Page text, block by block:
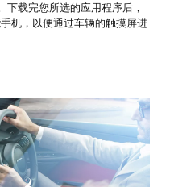
下载完您所选的应用程序后，
机，以便通过车辆的触摸屏进